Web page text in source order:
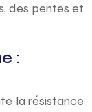
des pentes et
:
la résistance